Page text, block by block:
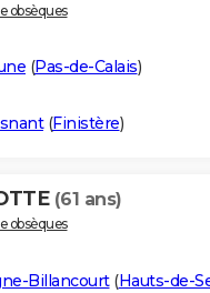
obsèques
(Pas-de-Calais)
(Finistère)
(61 ans)
obsèques
Billancourt(Hauts-de-